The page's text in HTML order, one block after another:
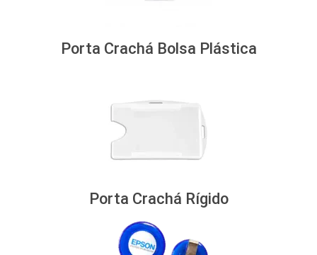
Porta Crachá Bolsa Plástica
Porta Crachá Rígido